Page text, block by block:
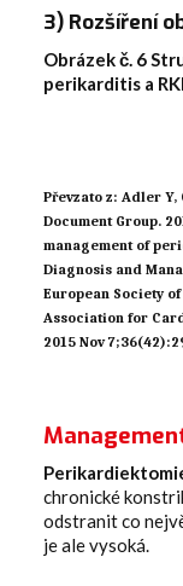
3) Rozšíření
Obrázek č. 6
perikarditis a
Převzato z: Adler Y,
Document Group.
management of
Diagnosis and
European Society
Association for
2015 Nov
chronické
odstranit co
je ale vysoká.